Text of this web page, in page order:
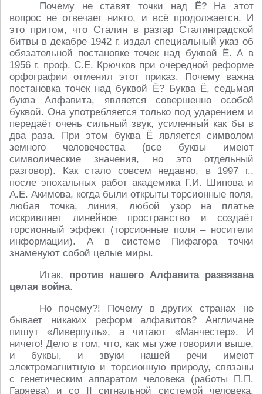
Почему не ставят точки над Ё? На этот
вопрос не отвечает никто, и всё продолжается. И
это притом, что Сталин в разгар Сталинградской
битвы в декабре 1942 г. издал специальный указ об
обязательной постановке точек над буквой Ё. А в
1956 г. проф. С.Е. Крючков при очередной реформе
орфографии отменил этот приказ. Почему важна
постановка точек над буквой Ё? Буква Ё, седьмая
буква Алфавита, является совершенно особой
буквой. Она употребляется только под ударением и
передаёт очень сильный звук, усиленный как бы в
два раза. При этом буква Ё является символом
земного человечества (все буквы имеют
символические значения, но это отдельный
разговор). Как стало совсем недавно, в 1997 г.,
после эпохальных работ академика Г.И. Шипова и
А.Е. Акимова, когда были открыты торсионные поля,
любая точка, линия, любой узор на платье
искривляет линейное пространство и создаёт
торсионный эффект (торсионные поля – носители
информации). А в системе Пифагора точки
знаменуют собой целые миры.
Итак, против нашего Алфавита развязана
целая война.
Но почему?! Почему в других странах не
бывает никаких реформ алфавитов? Англичане
пишут «Ливерпуль», а читают «Манчестер». И
ничего! Дело в том, что, как мы уже говорили выше,
и буквы, и звуки нашей речи имеют
электромагнитную и торсионную природу, связаны
с генетическим аппаратом человека (работы П.П.
Гаряева) и со II сигнальной системой человека.